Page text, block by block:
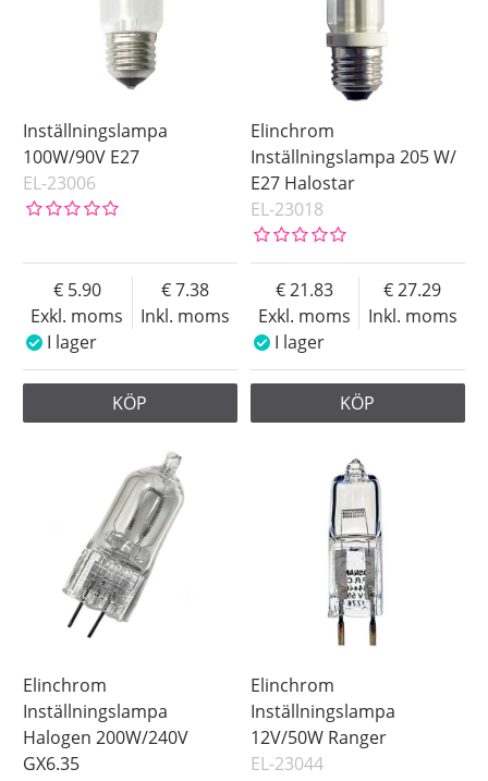
Inställningslampa
100W/90V E27
EL-23006
Exkl. moms
5.90
Inkl. moms
7.38
I lager
KÖP
Elinchrom
Inställningslampa 205 W/
E27 Halostar
EL-23018
Exkl. moms
21.83
Inkl. moms
27.29
I lager
KÖP
Elinchrom
Inställningslampa
Halogen 200W/240V
GX6.35
Elinchrom
Inställningslampa
12V/50W Ranger
EL-23044